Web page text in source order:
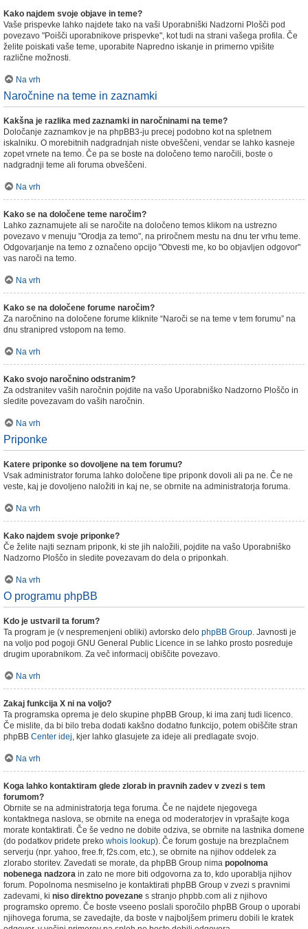
Kako najdem svoje objave in teme?
Vaše prispevke lahko najdete tako na vaši Uporabniški Nadzorni Plošči pod
povezavo "Poišči uporabnikove prispevke", kot tudi na strani vašega profila. Če
želite poiskati vaše teme, uporabite Napredno iskanje in primerno vpišite
različne možnosti.
Na vrh
Naročnine na teme in zaznamki
Kakšna je razlika med zaznamki in naročninami na teme?
Določanje zaznamkov je na phpBB3-ju precej podobno kot na spletnem
iskalniku. O morebitnih nadgradnjah niste obveščeni, vendar se lahko kasneje
zopet vrnete na temo. Če pa se boste na določeno temo naročili, boste o
nadgradnji teme ali foruma obveščeni.
Na vrh
Kako se na določene teme naročim?
Lahko zaznamujete ali se naročite na določeno temos klikom na ustrezno
povezavo v menuju "Orodja za temo", na priročnem mestu na dnu ter vrhu teme.
Odgovarjanje na temo z označeno opcijo "Obvesti me, ko bo objavljen odgovor"
vas naroči na temo.
Na vrh
Kako se na določene forume naročim?
Za naročnino na določene forume kliknite “Naroči se na teme v tem forumu” na
dnu stranipred vstopom na temo.
Na vrh
Kako svojo naročnino odstranim?
Za odstranitev vaših naročnin pojdite na vašo Uporabniško Nadzorno Ploščo in
sledite povezavam do vaših naročnin.
Na vrh
Priponke
Katere priponke so dovoljene na tem forumu?
Vsak administrator foruma lahko določene tipe priponk dovoli ali pa ne. Če ne
veste, kaj je dovoljeno naložiti in kaj ne, se obrnite na administratorja foruma.
Na vrh
Kako najdem svoje priponke?
Če želite najti seznam priponk, ki ste jih naložili, pojdite na vašo Uporabniško
Nadzorno Ploščo in sledite povezavam do dela o priponkah.
Na vrh
O programu phpBB
Kdo je ustvaril ta forum?
Ta program je (v nespremenjeni obliki) avtorsko delo phpBB Group. Javnosti je
na voljo pod pogoji GNU General Public Licence in se lahko prosto posreduje
drugim uporabnikom. Za več informacij obiščite povezavo.
Na vrh
Zakaj funkcija X ni na voljo?
Ta programska oprema je delo skupine phpBB Group, ki ima zanj tudi licenco.
Če mislite, da bi bilo treba dodati kakšno dodatno funkcijo, potem obiščite stran
phpBB Center idej, kjer lahko glasujete za ideje ali predlagate svojo.
Na vrh
Koga lahko kontaktiram glede zlorab in pravnih zadev v zvezi s tem
forumom?
Obrnite se na administratorja tega foruma. Če ne najdete njegovega
kontaktnega naslova, se obrnite na enega od moderatorjev in vprašajte koga
morate kontaktirati. Če še vedno ne dobite odziva, se obrnite na lastnika domene
(do podatkov pridete preko whois lookup). Če forum gostuje na brezplačnem
serverju (npr. yahoo, free.fr, f2s.com, etc.), se obrnite na njihov oddelek za
zlorabo storitev. Zavedati se morate, da phpBB Group nima popolnoma
nobenega nadzora in zato ne more biti odgovorna za to, kdo uporablja njihov
forum. Popolnoma nesmiselno je kontaktirati phpBB Group v zvezi s pravnimi
zadevami, ki niso direktno povezane s stranjo phpbb.com ali z njihovo
programsko opremo. Če boste vseeno poslali sporočilo phpBB Group o uporabi
njihovega foruma, se zavedajte, da boste v najboljšem primeru dobili le kratek